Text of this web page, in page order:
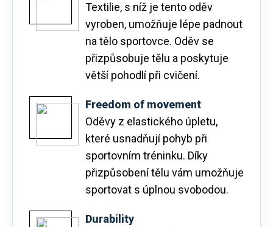
Textilie, s níž je tento oděv
vyroben, umožňuje lépe padnout
na tělo sportovce. Oděv se
přizpůsobuje tělu a poskytuje
větší pohodlí při cvičení.
Freedom of movement
Oděvy z elastického úpletu,
které usnadňují pohyb při
sportovním tréninku. Díky
přizpůsobení tělu vám umožňuje
sportovat s úplnou svobodou.
Durability